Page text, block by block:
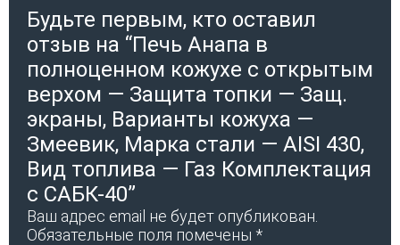
Будьте первым, кто оставил
отзыв на “Печь Анапа в
полноценном кожухе с открытым
верхом — Защита топки — Защ.
экраны, Варианты кожуха —
Змеевик, Марка стали — AISI 430,
Вид топлива — Газ Комплектация
с САБК-40”
Ваш адрес email не будет опубликован.
Обязательные поля помечены *